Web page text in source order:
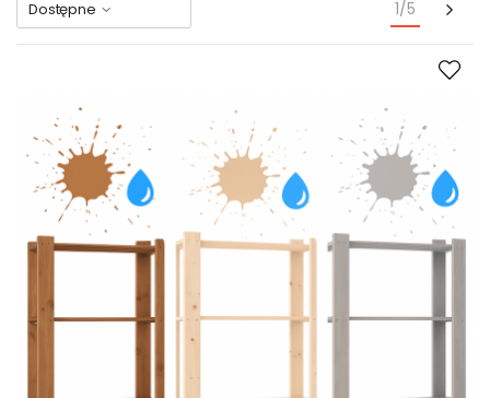
praktyczności. To rozwiązania trwałe, estetyczne i przyjazne
drewna) – eleganckie,
drewniane skrzynie na
pościel – drewniane regały
łazienkowe
Regały z drewnaod zawsze kojarzą się z solidnością i
elegancją. Naturalne drewna wnosi do wnętrz ciepło i
ponadczasowy urok. Każdy regał, kufer czy skrzynia
drewniana pełni funkcję praktyczną, a jednocześnie
ozdobną. W salonie służy jako miejsce na książki i dekoracje.
W sypialni jako schowek na pościel. W łazience wprowadza
Dostępne 1/5